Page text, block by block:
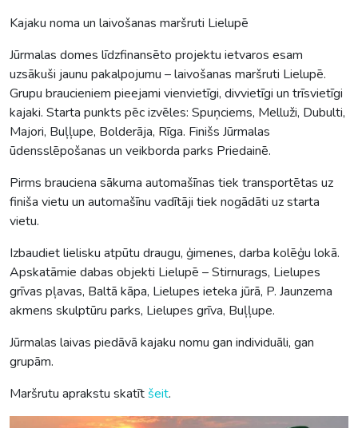
Kajaku noma un laivošanas maršruti Lielupē
Jūrmalas domes līdzfinansēto projektu ietvaros esam
uzsākuši jaunu pakalpojumu – laivošanas maršruti Lielupē.
Grupu braucieniem pieejami vienvietīgi, divvietīgi un trīsvietīgi
kajaki. Starta punkts pēc izvēles: Spuņciems, Melluži, Dubulti,
Majori, Buļļupe, Bolderāja, Rīga. Finišs Jūrmalas
ūdensslēpošanas un veikborda parks Priedainē.
Pirms brauciena sākuma automašīnas tiek transportētas uz
finiša vietu un automašīnu vadītāji tiek nogādāti uz starta
vietu.
Izbaudiet lielisku atpūtu draugu, ģimenes, darba kolēģu lokā.
Apskatāmie dabas objekti Lielupē – Stirnurags, Lielupes
grīvas pļavas, Baltā kāpa, Lielupes ieteka jūrā, P. Jaunzema
akmens skulptūru parks, Lielupes grīva, Buļļupe.
Jūrmalas laivas piedāvā kajaku nomu gan individuāli, gan
grupām.
Maršrutu aprakstu skatīt šeit.